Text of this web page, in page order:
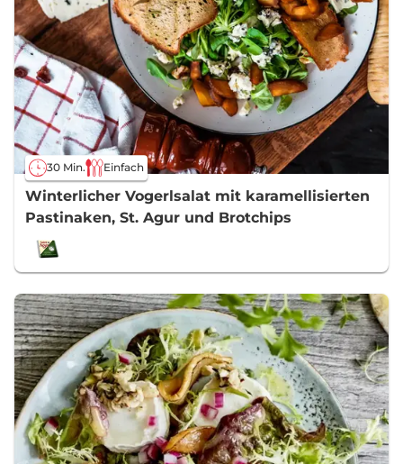
30 Min. Einfach
Winterlicher Vogerlsalat mit karamellisierten
Pastinaken, St. Agur und Brotchips